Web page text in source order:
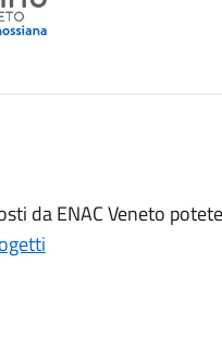
da ENAC Veneto